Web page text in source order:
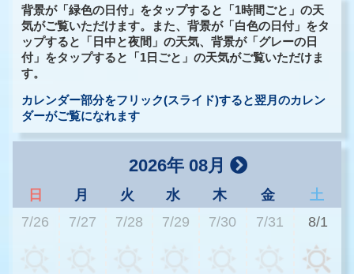
背景が「緑色の日付」をタップすると「1時間ごと」の天
気がご覧いただけます。また、背景が「白色の日付」をタ
ップすると「日中と夜間」の天気、背景が「グレーの日
付」をタップすると「1日ごと」の天気がご覧いただけま
す。
カレンダー部分をフリック(スライド)すると翌月のカレン
ダーがご覧になれます
2026年 08月
日 月 火 水 木 金
土
7/26
7/27 7/28 7/29 7/30 7/31 8/1